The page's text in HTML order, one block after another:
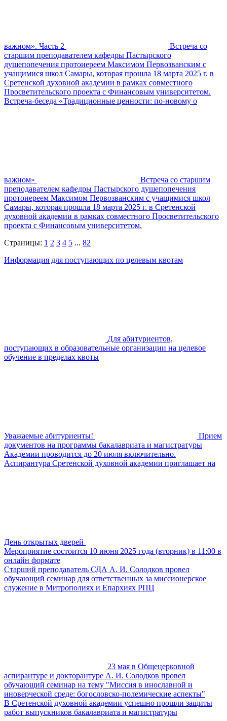
важном». Часть 2
Встреча со
старшим преподавателем кафедры Пастырского
душепопечения протоиереем Максимом Первозванским с
учащимися школ Самары, которая прошла 18 марта 2025 г. в
Сретенской духовной академии в рамках совместного
Просветительского проекта с Финансовым университетом.
Встреча-беседа «Традиционные ценности: по-новому о
важном»
Встреча со старшим
преподавателем кафедры Пастырского душепопечения
протоиереем Максимом Первозванским с учащимися школ
Самары, которая прошла 18 марта 2025 г. в Сретенской
духовной академии в рамках совместного Просветительского
проекта с Финансовым университетом.
Страницы: 1 2 3 4 5 ... 82
Информация для поступающих по целевым квотам
Для абитуриентов,
поступающих в образовательные организации на целевое
обучение в пределах квоты
Уважаемые абитуриенты!
Прием
документов на программы бакалавриата и магистратуры
Академии проводится до 20 июля включительно.
Аспирантура Сретенской духовной академии приглашает на
День открытых дверей
Мероприятие состоится 10 июня 2025 года (вторник) в 11:00 в
онлайн формате
Старший преподаватель СДА А. И. Солодков провел
обучающий семинар для ответственных за миссионерское
служение в Митрополиях и Епархиях РПЦ
23 мая в Общецерковной
аспирантуре и докторантуре А. И. Солодков провел
обучающий семинар на тему "Миссия в инославной и
иноверческой среде: богословско-полемические аспекты"
В Сретенской духовной академии успешно прошли защиты
работ выпускников бакалавриата и магистратуры